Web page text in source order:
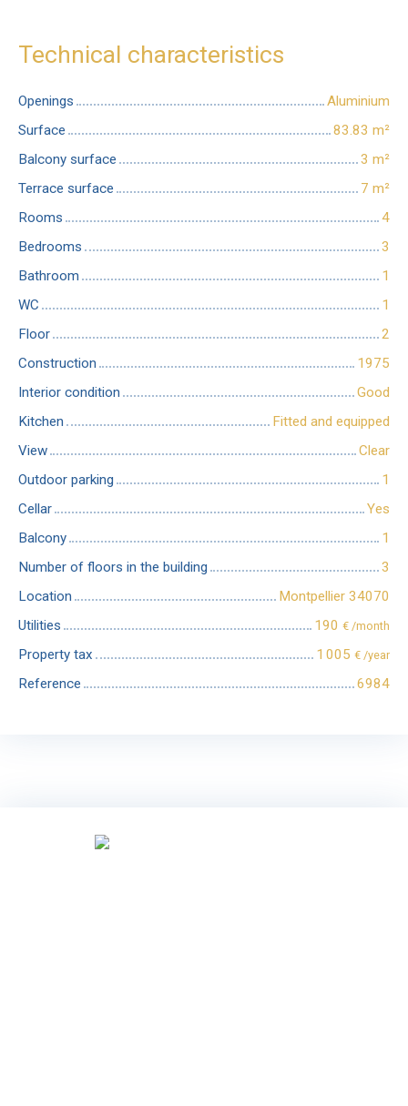
Technical characteristics
Openings
Aluminium
Surface
83.83 m²
Balcony surface
3 m²
Terrace surface
7 m²
Rooms
4
Bedrooms
3
Bathroom
1
WC
1
Floor
2
Construction
1975
Interior condition
Good
Kitchen
Fitted and equipped
View
Clear
Outdoor parking
1
Cellar
Yes
Balcony
1
Number of floors in the building
3
Location
Montpellier 34070
Utilities
190 € /month
Property tax 1 005 € /year
Reference 6984